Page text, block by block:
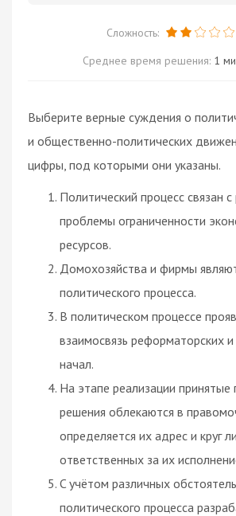
Сложность:
Среднее время решения: 1
Выберите верные суждения о
и общественно-политических
цифры, под которыми они указаны.
Политический процесс связан
проблемы ограниченности
ресурсов.
Домохозяйства и фирмы
политического процесса.
B политическом процессе
взаимосвязь реформаторских
начал.
На этапе реализации принятые
решения облекаются в
определяется их адрес и круг
ответственных за их
C учётом различных
политического процесса